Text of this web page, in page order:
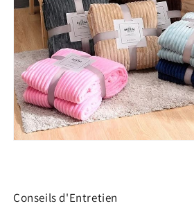
Conseils d'Entretien